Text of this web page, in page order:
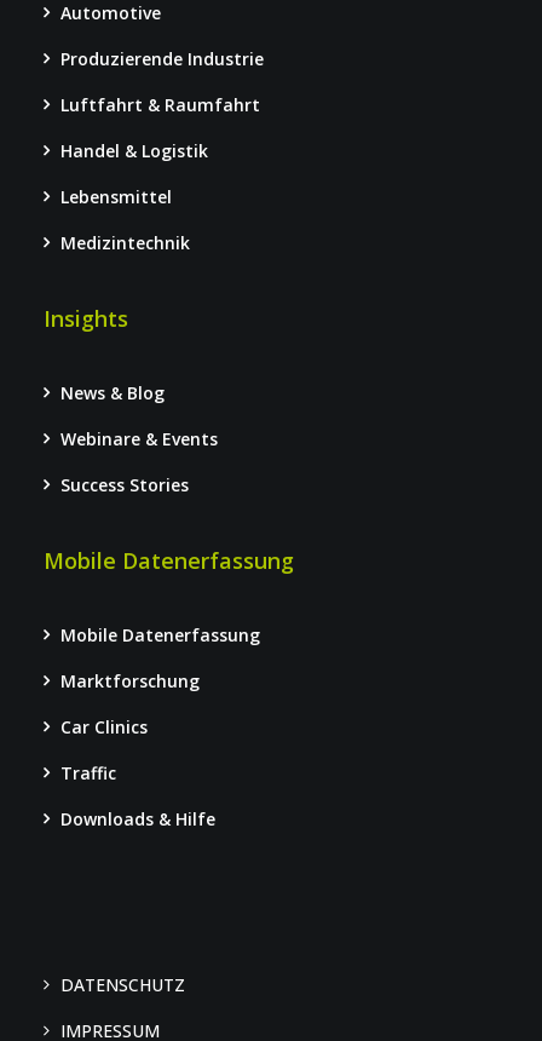
Automotive
Produzierende Industrie
Luftfahrt & Raumfahrt
Handel & Logistik
Lebensmittel
Medizintechnik
Insights
News & Blog
Webinare & Events
Success Stories
Mobile Datenerfassung
Mobile Datenerfassung
Marktforschung
Car Clinics
Traffic
Downloads & Hilfe
DATENSCHUTZ
IMPRESSUM